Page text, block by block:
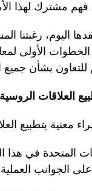
مشترك لهذا
اليوم، رغبتنا
الأولى
بشأن جميع
العلاقات الروسية
بتطبيع
المتحدة في
الجوانب